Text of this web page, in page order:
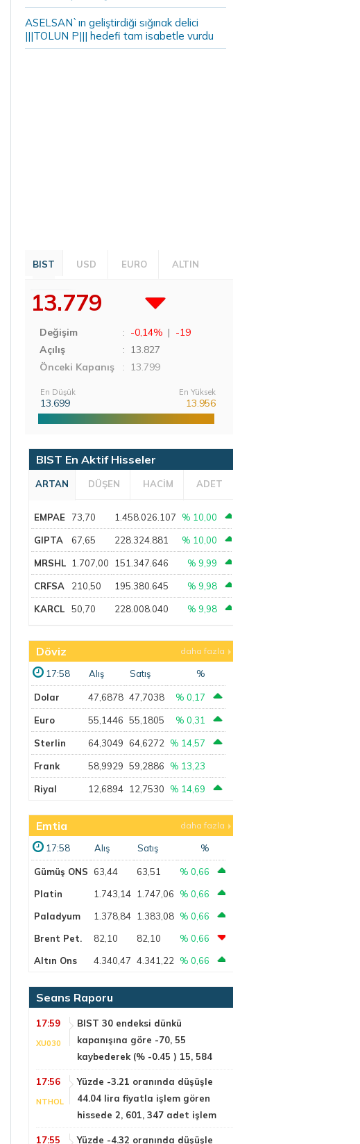
ASELSAN`ın geliştirdiği sığınak delici
|||TOLUN P||| hedefi tam isabetle vurdu
BIST USD EURO ALTIN
13.779
Değişim : -0,14% | -19
Açılış
: 13.827
Önceki Kapanış
: 13.799
En Düşük
13.699
En Yüksek
13.956
BIST En Aktif Hisseler
ARTAN DÜŞEN HACİM ADET
EMPAE 73,70 1.458.026.107 % 10,00
GIPTA 67,65 228.324.881 % 10,00
MRSHL 1.707,00 151.347.646 % 9,99
CRFSA 210,50 195.380.645 % 9,98
KARCL 50,70 228.008.040 % 9,98
Döviz daha fazla
17:58 Alış Satış %
Dolar 47,6878 47,7038 % 0,17
Euro 55,1446 55,1805 % 0,31
Sterlin 64,3049 64,6272 % 14,57
Frank 58,9929 59,2886 % 13,23
Riyal 12,6894 12,7530 % 14,69
Emtia daha fazla
17:58 Alış Satış %
Gümüş ONS 63,44 63,51
% 0,66
Platin
1.743,14 1.747,06
% 0,66
Paladyum
1.378,84 1.383,08 % 0,66
Brent Pet.
82,10 82,10
% 0,66
Altın Ons
4.340,47 4.341,22 % 0,66
Seans Raporu
17:59
XU030
BIST 30 endeksi dünkü
kapanışına göre -70, 55
kaybederek (% -0.45 ) 15, 584
17:56
NTHOL
Yüzde -3.21 oranında düşüşle
44.04 lira fiyatla işlem gören
hissede 2, 601, 347 adet işlem
17:55
Yüzde -4.32 oranında düşüşle